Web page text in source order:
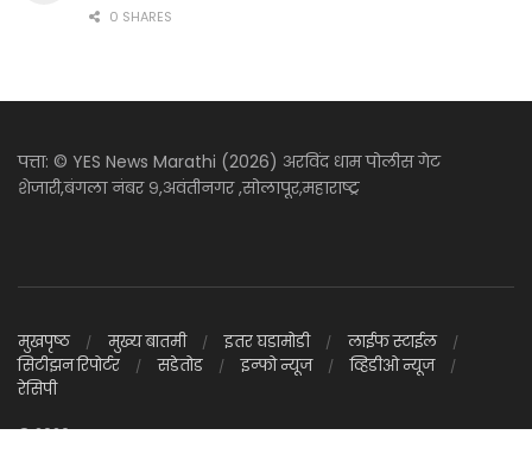
0 SHARES
पत्ता: © YES News Marathi (2026) अरविंद धाम पोलीस गेट
शेजारी,बंगला नंबर ९,अवंतीनगर ,सोलापूर,महाराष्ट्र
मुखपृष्ठ मुख्य बातमी इतर घडामोडी
लाईफ स्टाईल
सिटीझन रिपोर्टर
सडेतोड इन्फो न्यूज
व्हिडीओ न्यूज
रेसिपी
© 2026